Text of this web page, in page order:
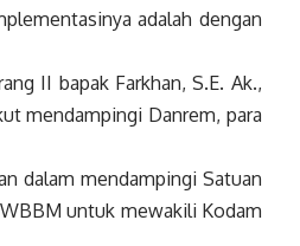
adalah dengan
II bapak Farkhan, S.E. Ak.,
mendampingi Danrem, para
dalam mendampingi Satuan
untuk mewakili Kodam